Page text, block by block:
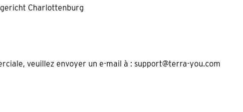
Charlottenburg
veuillez envoyer un e-mail à : support@terra-you.com